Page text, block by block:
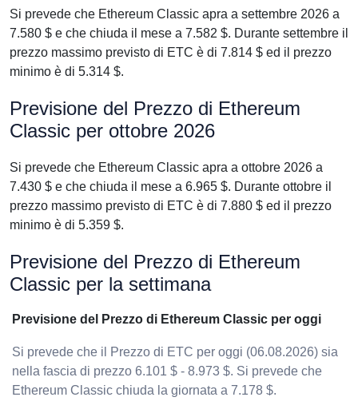
Si prevede che Ethereum Classic apra a settembre 2026 a
7.580 $ e che chiuda il mese a 7.582 $. Durante settembre il
prezzo massimo previsto di ETC è di 7.814 $ ed il prezzo
minimo è di 5.314 $.
Previsione del Prezzo di Ethereum
Classic per ottobre 2026
Si prevede che Ethereum Classic apra a ottobre 2026 a
7.430 $ e che chiuda il mese a 6.965 $. Durante ottobre il
prezzo massimo previsto di ETC è di 7.880 $ ed il prezzo
minimo è di 5.359 $.
Previsione del Prezzo di Ethereum
Classic per la settimana
Previsione del Prezzo di Ethereum Classic per oggi
Si prevede che il Prezzo di ETC per oggi (06.08.2026) sia
nella fascia di prezzo 6.101 $ - 8.973 $. Si prevede che
Ethereum Classic chiuda la giornata a 7.178 $.